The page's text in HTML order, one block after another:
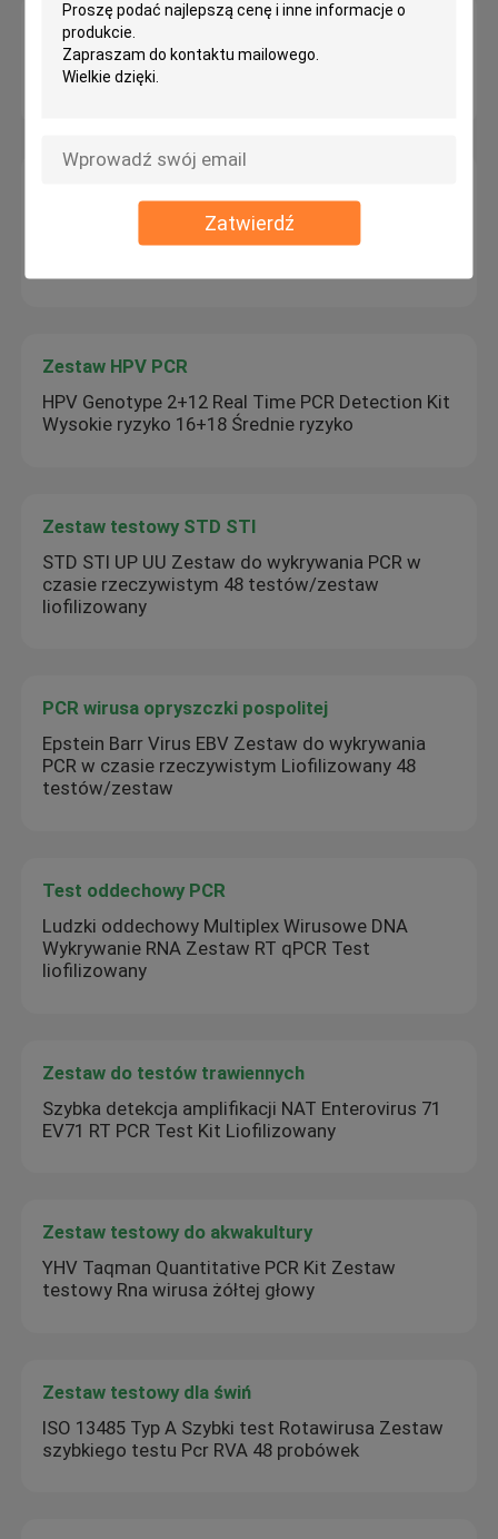
Zatwierdź
Maszyna RT qPCR
POCT RT QPCR Maszyna 100ul do wykrywania
molekularnego Ilościowy przyrząd Pcr NMPA
Zautomatyzowana przenośna maszyna QPCR
One Step Rt Pcr 9kg Ekstrakcja kwasów
Zestaw HPV PCR
HPV Genotype 2+12 Real Time PCR Detection Kit
Wysokie ryzyko 16+18 Średnie ryzyko
Zestaw testowy STD STI
STD STI UP UU Zestaw do wykrywania PCR w
czasie rzeczywistym 48 testów/zestaw
liofilizowany
PCR wirusa opryszczki pospolitej
Epstein Barr Virus EBV Zestaw do wykrywania
PCR w czasie rzeczywistym Liofilizowany 48
testów/zestaw
Test oddechowy PCR
Ludzki oddechowy Multiplex Wirusowe DNA
Wykrywanie RNA Zestaw RT qPCR Test
liofilizowany
Zestaw do testów trawiennych
Szybka detekcja amplifikacji NAT Enterovirus 71
EV71 RT PCR Test Kit Liofilizowany
Zestaw testowy do akwakultury
YHV Taqman Quantitative PCR Kit Zestaw
testowy Rna wirusa żółtej głowy
Zestaw testowy dla świń
ISO 13485 Typ A Szybki test Rotawirusa Zestaw
szybkiego testu Pcr RVA 48 probówek